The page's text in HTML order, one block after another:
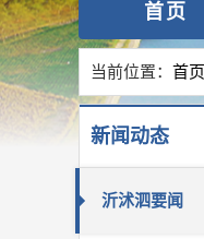
首页
当前位置： 首页
新闻动态
沂沭泗要闻